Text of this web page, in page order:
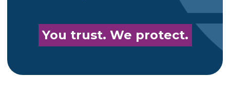
You trust. We protect.